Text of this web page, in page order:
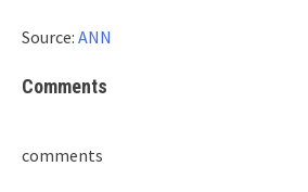
Source: ANN
Comments
comments